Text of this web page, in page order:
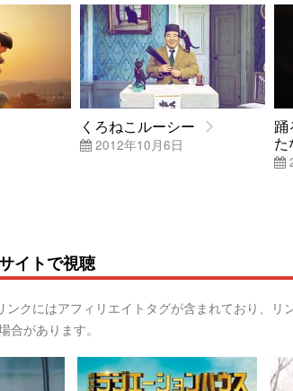
くろねこルーシー
2012年10月6日
踊
た
イトで視聴
ンクにはアフィリエイトタグが含まれており、リ
合があります。